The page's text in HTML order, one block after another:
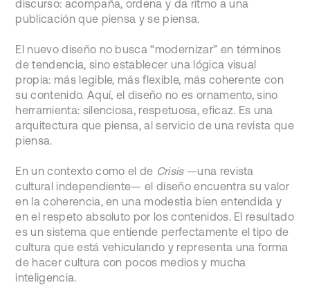
discurso: acompaña, ordena y da ritmo a una
publicación que piensa y se piensa.
El nuevo diseño no busca “modernizar” en términos
de tendencia, sino establecer una lógica visual
propia: más legible, más flexible, más coherente con
su contenido. Aquí, el diseño no es ornamento, sino
herramienta: silenciosa, respetuosa, eficaz. Es una
arquitectura que piensa, al servicio de una revista que
piensa.
En un contexto como el de Crisis—una revista
cultural independiente— el diseño encuentra su valor
en la coherencia, en una modestia bien entendida y
en el respeto absoluto por los contenidos. El resultado
es un sistema que entiende perfectamente el tipo de
cultura que está vehiculando y representa una forma
de hacer cultura con pocos medios y mucha
inteligencia.